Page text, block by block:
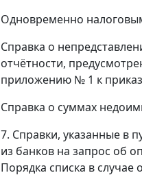
Одновременно
Справка о
отчётности,
приложению № 1 к
Справка о суммах
7. Справки, указанные в
из банков на запрос об
Порядка списка в случае